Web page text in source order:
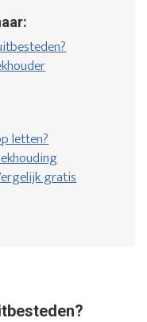
letten?
gratis